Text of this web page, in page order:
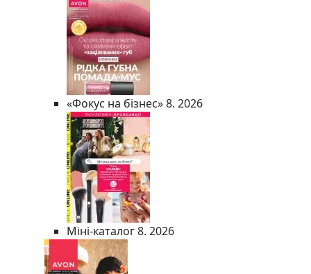
«Фокус на бізнес» 8. 2026
Міні-каталог 8. 2026